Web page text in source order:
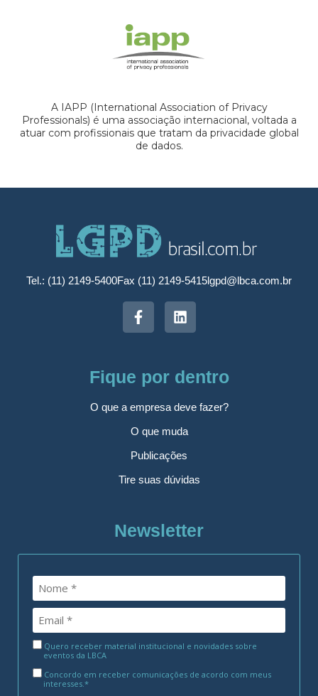
A IAPP (International Association of Privacy
Professionals) é uma associação internacional, voltada a
atuar com profissionais que tratam da privacidade global
de dados.
Tel.: (11) 2149-5400Fax (11) 2149-5415lgpd@lbca.com.br
Fique por dentro
O que a empresa deve fazer?
O que muda
Publicações
Tire suas dúvidas
Newsletter
Quero receber material institucional e novidades sobre
eventos da LBCA
Concordo em receber comunicações de acordo com meus
interesses.*